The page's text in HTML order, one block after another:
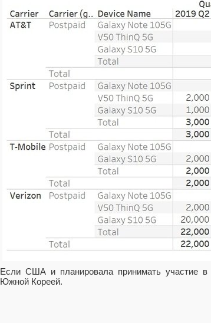
Если США и планировала принимать участие в
Южной Кореей.